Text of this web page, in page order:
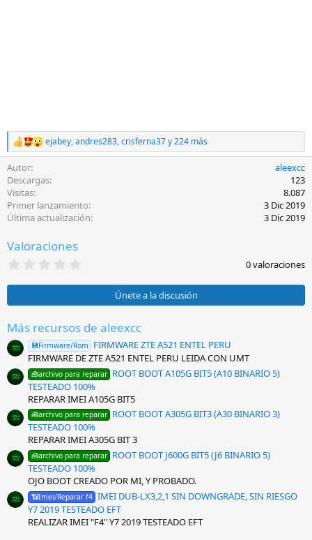
R
e
a
c
c
i
o
n
s
ejabey,andres283,crisferna37y 224 más
Autor
aleexcc
Descargas
123
Visitas
8.087
Primer lanzamiento
3 Dic 2019
Última actualización
3 Dic 2019
Valoraciones
0
e
t
r
e
l
l
a
(
s
)
0 valoraciones
Únete a la discusión
Más recursos de aleexcc
💾Firmware/Rom
FIRMWARE ZTE A521 ENTEL PERU
FIRMWARE DE ZTE A521 ENTEL PERU LEIDA CON UMT
🧰archivo para reparar ROOT BOOT A105G BIT5 (A10 BINARIO 5)
TESTEADO 100%
REPARAR IMEI A105G BIT5
🧰archivo para reparar ROOT BOOT A305G BIT3 (A30 BINARIO 3)
TESTEADO 100%
REPARAR IMEI A305G BIT 3
🧰archivo para reparar ROOT BOOT J600G BIT5 (J6 BINARIO 5)
TESTEADO 100%
OJO BOOT CREADO POR MI, Y PROBADO.
📶Imei/Reparar f4 IMEI DUB-LX3,2,1 SIN DOWNGRADE, SIN RIESGO
Y7 2019 TESTEADO EFT
REALIZAR IMEI "F4" Y7 2019 TESTEADO EFT